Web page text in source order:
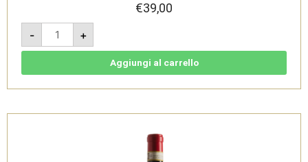
€39,00
-
Bussia
Gold
Label
Barolo
Tenimenti
quantità
+
Aggiungi al carrello